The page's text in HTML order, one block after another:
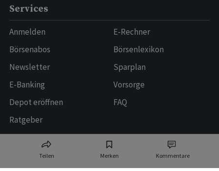
Teilen Merken Kommentare
Services
Anmelden
Börsenabos
Newsletter
E-Banking
Depot eröffnen
Ratgeber
E-Rechner
Börsenlexikon
Sparplan
Vorsorge
FAQ
Datenquellen und Technologiepartner
Allfunds Tech Solutions Logos provided by